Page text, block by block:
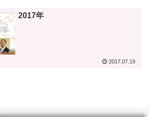
2017年
2017.07.19